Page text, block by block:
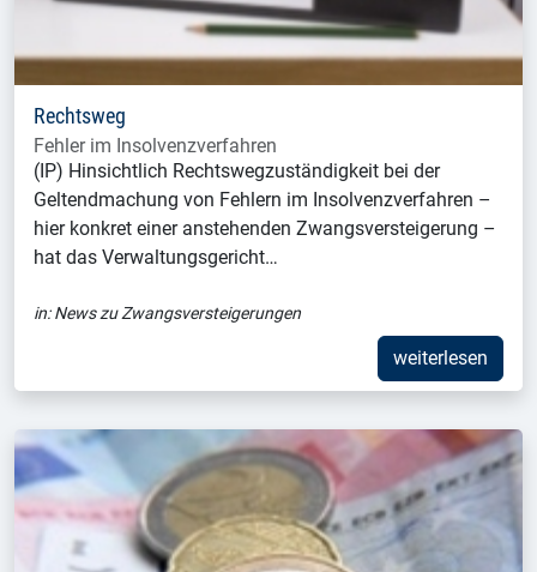
Rechtsweg
Fehler im Insolvenzverfahren
(IP) Hinsichtlich Rechtswegzuständigkeit bei der
Geltendmachung von Fehlern im Insolvenzverfahren –
hier konkret einer anstehenden Zwangsversteigerung –
hat das Verwaltungsgericht…
in:News zu Zwangsversteigerungen
weiterlesen